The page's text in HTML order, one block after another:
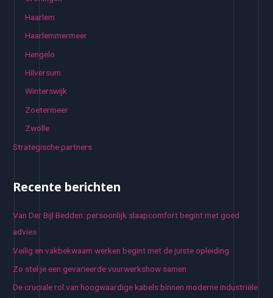
Haarlem
Haarlemmermeer
Hengelo
Hilversum
Winterswijk
Zoetermeer
Zwolle
Strategische partners
Recente berichten
Van Der Bijl Bedden: persoonlijk slaapcomfort begint met goed
advies
Veilig en vakbekwaam werken begint met de juiste opleiding
Zo stel je een gevarieerde vuurwerkshow samen
De cruciale rol van hoogwaardige kabels binnen moderne industriële